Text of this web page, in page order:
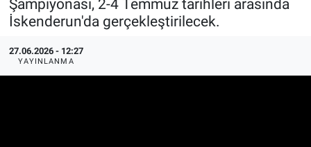
Şampiyonası, 2-4 Temmuz tarihleri arasında
İskenderun'da gerçekleştirilecek.
27.06.2026 - 12:27
YAYINLANMA